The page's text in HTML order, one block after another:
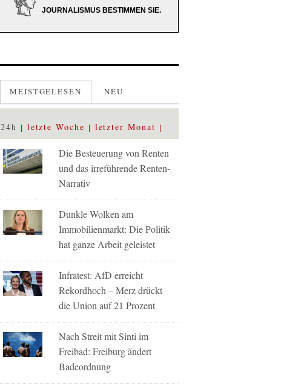
JOURNALISMUS BESTIMMEN SIE.
MEISTGELESEN NEU
24h letzte Woche letzter Monat
Die Besteuerung von Renten
und das irreführende Renten-
Narrativ
Dunkle Wolken am
Immobilienmarkt: Die Politik
hat ganze Arbeit geleistet
Infratest: AfD erreicht
Rekordhoch – Merz drückt
die Union auf 21 Prozent
Nach Streit mit Sinti im
Freibad: Freiburg ändert
Badeordnung